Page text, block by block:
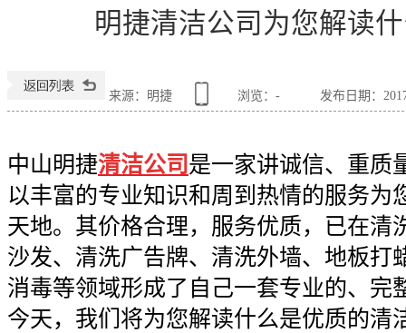
明捷清洁公司为您解读
来源：明捷 浏览： - 发布日期：
中山明捷清洁公司 是一家讲诚信、重质
以丰富的专业知识和周到热情的服务为
天地。其价格合理，服务优质，已在清
沙发、清洗广告牌、清洗外墙、地板打
消毒等领域形成了自己一套专业的、完
今天，我们将为您解读什么是优质的清